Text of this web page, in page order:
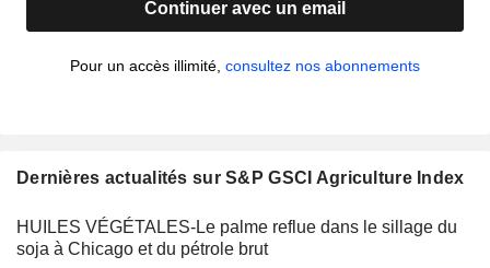
Continuer avec un email
Pour un accès illimité, consultez nos abonnements
Dernières actualités sur S&P GSCI Agriculture Index
HUILES VÉGÉTALES-Le palme reflue dans le sillage du
soja à Chicago et du pétrole brut